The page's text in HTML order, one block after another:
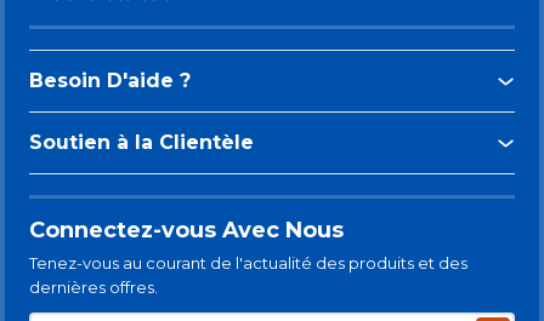
Besoin D'aide ?
Soutien à la Clientèle
Connectez-vous Avec Nous
Tenez-vous au courant de l'actualité des produits et des
dernières offres.